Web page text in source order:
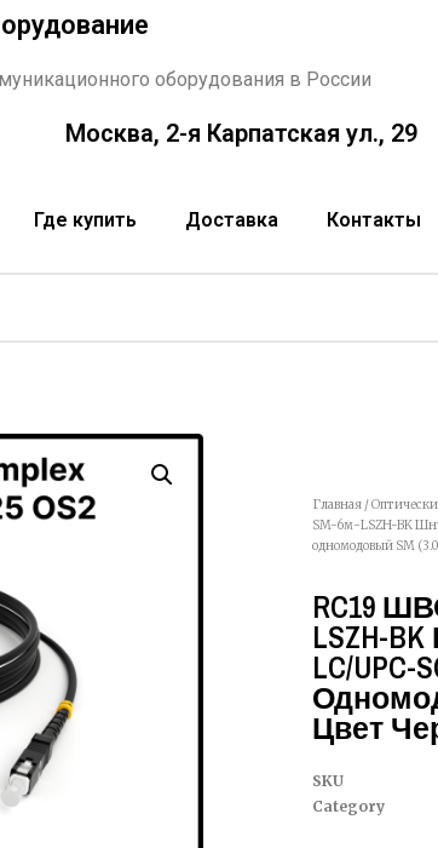
оборудования в России
Москва, 2-я Карпатская ул., 29
Где купить Доставка Контакты
Главная /
SM-6м-LSZH-BK
одномодовый SM
RC19
LSZH-
LC/UPC-
Цвет
SKU
Category